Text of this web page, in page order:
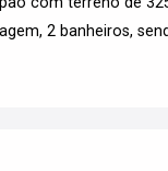
2 banheiros,